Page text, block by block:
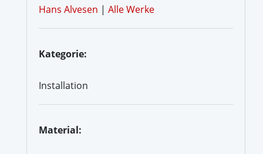
Hans Alvesen | Alle Werke
Kategorie:
Installation
Material: